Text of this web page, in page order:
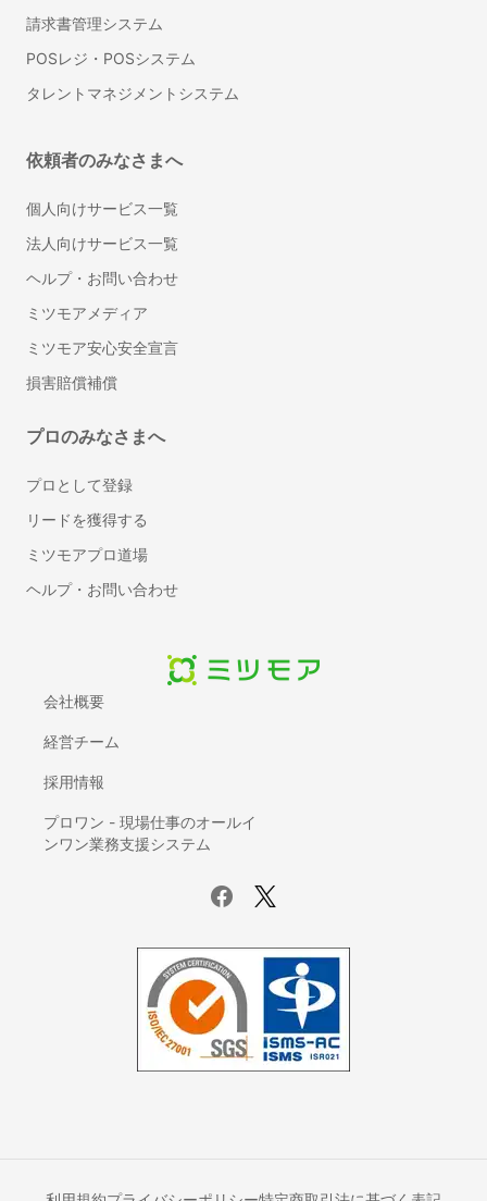
Web会議ツール
IT資産管理システム
オンラインストレージ
ナレッジマネジメントツール
ワークフローシステム
受付システム
文書管理システム
MDM(モバイル端末管理)
ビジネスフォン
クラウドPBX
セキュリティソフト
標的型攻撃対策ツール
標的型攻撃メール訓練サービス
スケジュール管理ツール
電子帳票システム
入退室管理システム
IDaaS(ID管理システム)
AI-OCR
ログ管理システム
サーバー監視ツール
ホスティングサービス
UTM(統合脅威管理)
データバックアップ製品
ファイル転送サービス
会社概要
経営チーム
採用情報
プロワン - 現場仕事のオールイ
ンワン業務支援システム
請求書管理システム
POSレジ・POSシステム
タレントマネジメントシステム
依頼者のみなさまへ
個人向けサービス一覧
法人向けサービス一覧
ヘルプ・お問い合わせ
ミツモアメディア
ミツモア安心安全宣言
損害賠償補償
プロのみなさまへ
プロとして登録
リードを獲得する
ミツモアプロ道場
ヘルプ・お問い合わせ